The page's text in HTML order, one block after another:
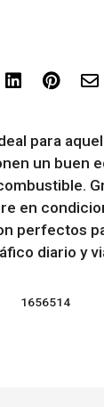
para
un buen
en
perfectos
diario y
1656514